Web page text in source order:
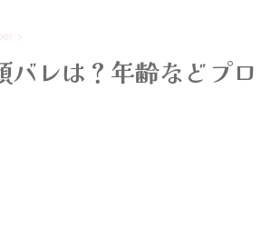
>
レは？年齢などプ